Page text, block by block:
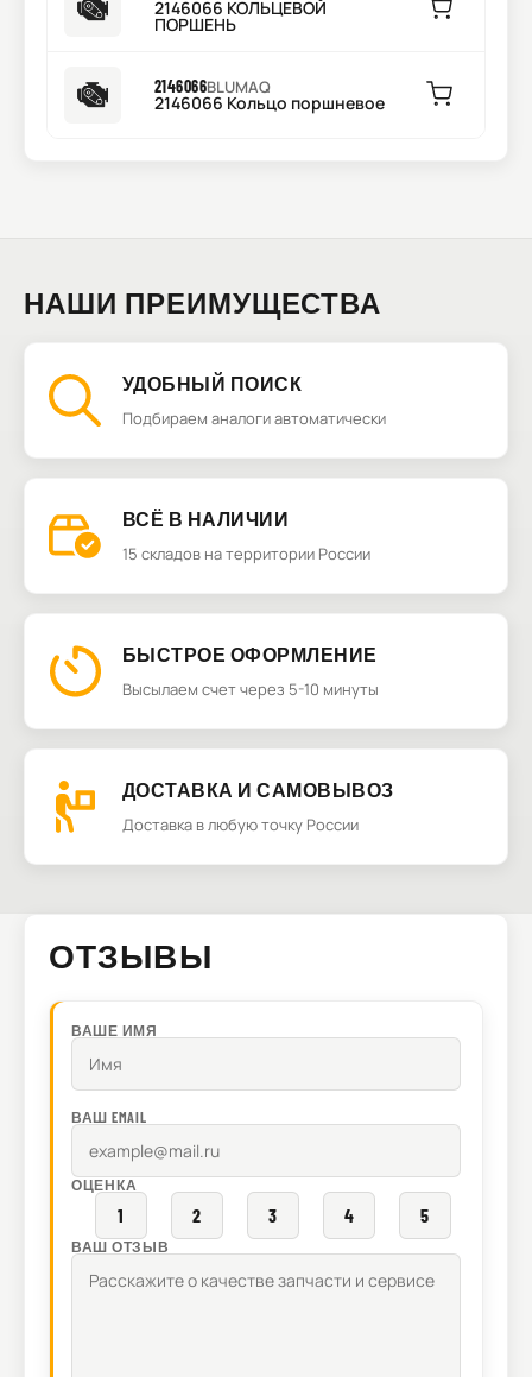
2146066 КОЛЬЦЕВОЙ
ПОРШЕНЬ
2146066BLUMAQ
2146066 Кольцо поршневое
НАШИ ПРЕИМУЩЕСТВА
УДОБНЫЙ ПОИСК
Подбираем аналоги автоматически
ВСЁ В НАЛИЧИИ
15 складов на территории России
БЫСТРОЕ ОФОРМЛЕНИЕ
Высылаем счет через 5-10 минуты
ДОСТАВКА И САМОВЫВОЗ
Доставка в любую точку России
ОТЗЫВЫ
ВАШЕ ИМЯ
ВАШ EMAIL
ОЦЕНКА
1 2 3 4 5
ВАШ ОТЗЫВ